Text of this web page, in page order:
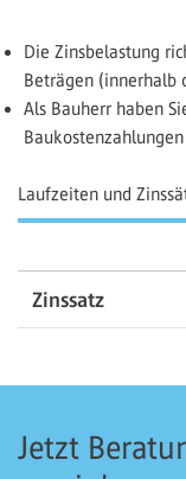
Die Zinsbelastung
Beträgen (innerhalb
Als Bauherr haben
Baukostenzahlungen
Laufzeiten und
Zinssatz
Jetzt